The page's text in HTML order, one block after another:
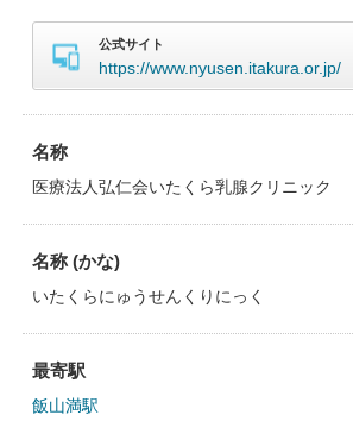
公式サイト
https://www.nyusen.itakura.or.jp/
名称
医療法人弘仁会いたくら乳腺クリニック
名称 (かな)
いたくらにゅうせんくりにっく
最寄駅
飯山満駅